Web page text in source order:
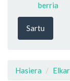
berria
Sartu
Hasiera